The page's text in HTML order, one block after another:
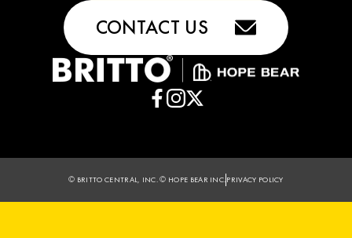
CONTACT US
© BRITTO CENTRAL, INC. © HOPE BEAR INC.PRIVACY POLICY